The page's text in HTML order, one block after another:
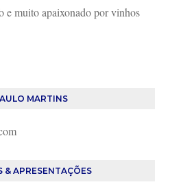
e muito apaixonado por vinhos
MARTINS
& APRESENTAÇÕES